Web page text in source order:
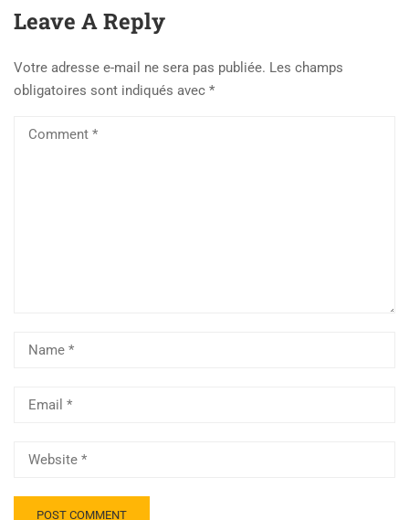
Leave A Reply
Votre adresse e-mail ne sera pas publiée. Les champs
obligatoires sont indiqués avec *